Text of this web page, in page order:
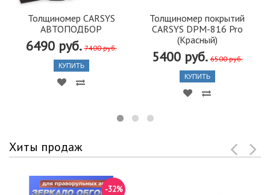
Толщиномер CARSYS
АВТОПОДБОР
6490 руб. 7400 руб.
КУПИТЬ
Толщиномер покрытий
CARSYS DPM-816 Pro
(Красный)
5400 руб. 6500 руб.
КУПИТЬ
Хиты продаж
-32%